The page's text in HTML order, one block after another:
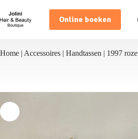
naar
de
inhoud
Online boeken
Home | Accessoires | Handtassen | 1997 roze